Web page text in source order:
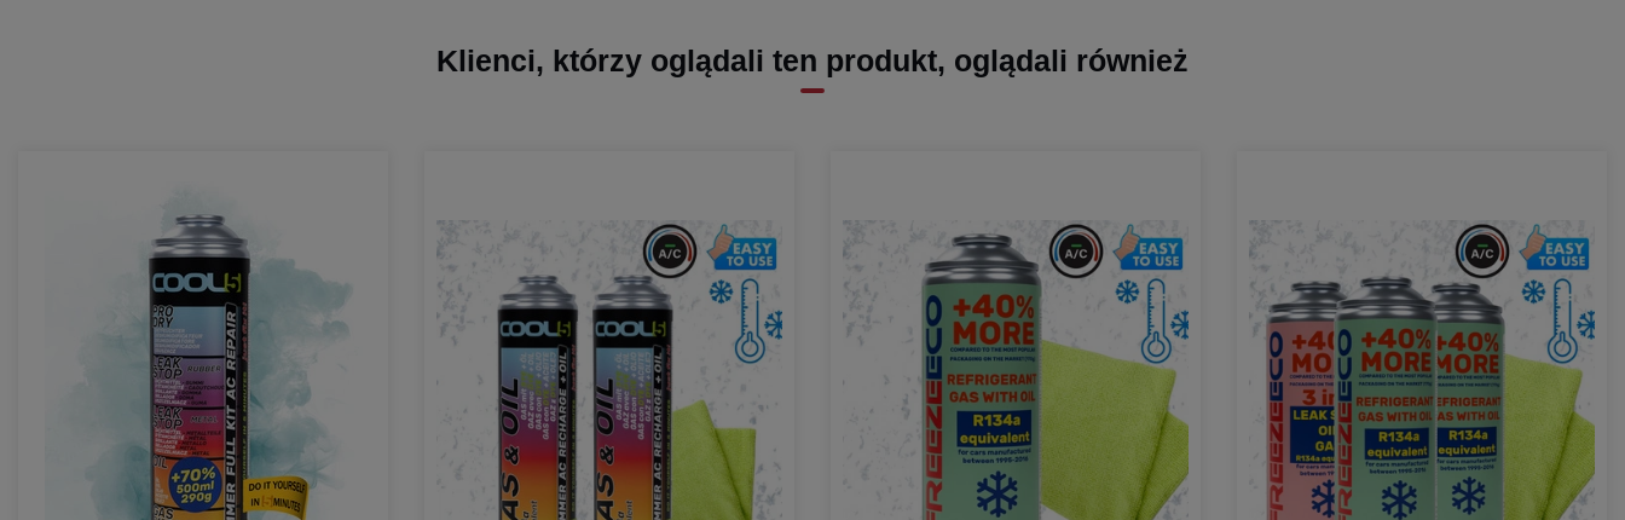
Klienci, którzy oglądali ten produkt, oglądali również